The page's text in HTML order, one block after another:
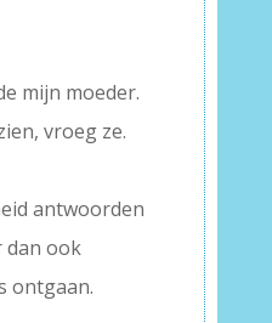
mijn moeder.
vroeg ze.
antwoorden
dan ook
ontgaan.